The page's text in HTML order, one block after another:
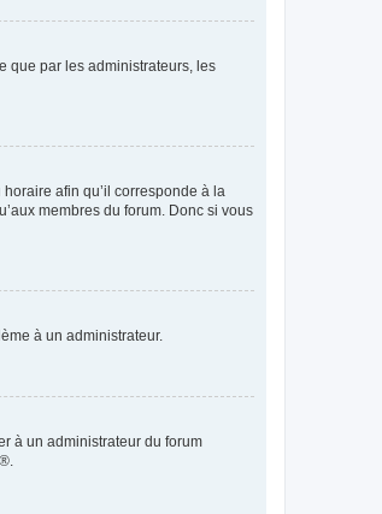
que par les administrateurs, les
afin qu’il corresponde à la
membres du forum. Donc si vous
à un administrateur.
à un administrateur du forum
®.